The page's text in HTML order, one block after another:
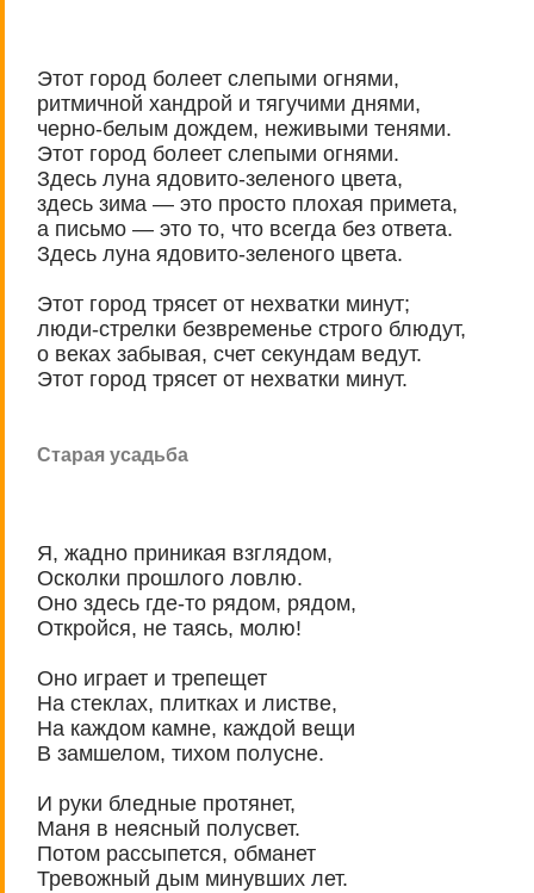
Этот город болеет слепыми огнями,
ритмичной хандрой и тягучими днями,
черно-белым дождем, неживыми тенями.
Этот город болеет слепыми огнями.
Здесь луна ядовито-зеленого цвета,
здесь зима — это просто плохая примета,
а письмо — это то, что всегда без ответа.
Здесь луна ядовито-зеленого цвета.
Этот город трясет от нехватки минут;
люди-стрелки безвременье строго блюдут,
о веках забывая, счет секундам ведут.
Этот город трясет от нехватки минут.
Старая усадьба
Я, жадно приникая взглядом,
Осколки прошлого ловлю.
Оно здесь где-то рядом, рядом,
Откройся, не таясь, молю!
Оно играет и трепещет
На стеклах, плитках и листве,
На каждом камне, каждой вещи
В замшелом, тихом полусне.
И руки бледные протянет,
Маня в неясный полусвет.
Потом рассыпется, обманет
Тревожный дым минувших лет.